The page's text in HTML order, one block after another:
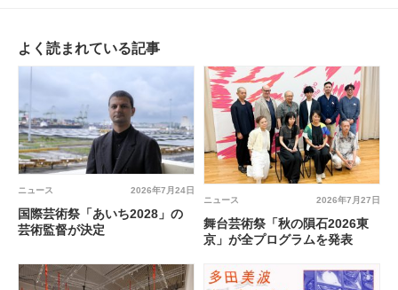
よく読まれている記事
2026年7月24日
ニュース
国際芸術祭「あいち2028」の
芸術監督が決定
2026年7月27日
ニュース
舞台芸術祭「秋の隕石2026東
京」が全プログラムを発表